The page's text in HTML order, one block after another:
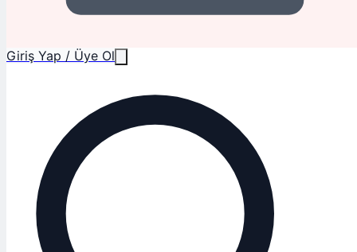
Giriş Yap / Üye Ol